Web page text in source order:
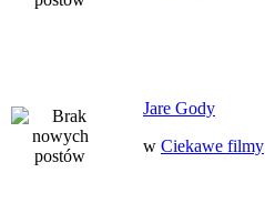
Jare Gody
w Ciekawe filmy